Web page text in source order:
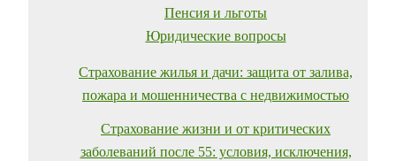
Пенсия и льготы
Юридические вопросы
Страхование жилья и дачи: защита от залива,
пожара и мошенничества с недвижимостью
Страхование жизни и от критических
заболеваний после 55: условия, исключения,